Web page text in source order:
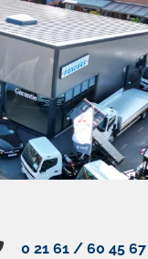
0 21 61 / 60 45 67